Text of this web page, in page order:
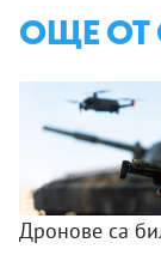
ОЩЕ ОТ
Дронове са